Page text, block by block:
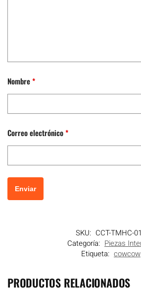
Nombre*
Correo electrónico*
SKU: CCT-TMHC-
Categoría: Piezas
Etiqueta: cowcow
PRODUCTOS RELACIONADOS